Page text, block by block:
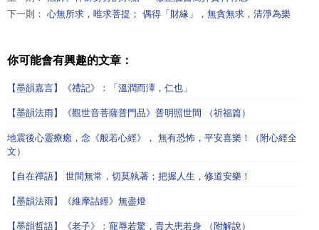
下一則： 心無所求，唯求菩提； 偶得「財緣」，無貪無求，清淨為樂
你可能會有興趣的文章：
【墨韻嘉言】《禮記》：「溫潤而澤，仁也」
【墨韻法雨】《觀世音菩薩普門品》普明照世間 （祈福篇）
地震後心靈療癒，念《般若心經》， 無有恐怖，平安喜樂！（附心經全
文）
【自在禪語】 世間無常，切莫執著；把握人生，修道安樂！
【墨韻法雨】《維摩詰經》無盡燈
【墨韻哲語】《老子》：寵辱若驚，貴大患若身 （附解說）